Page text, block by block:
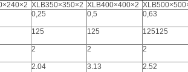
XLB350×350×2 XLB400×400×2
0,25 0,5 0,63
125 125 125125
2 2 2
2.04 3.13 2.52